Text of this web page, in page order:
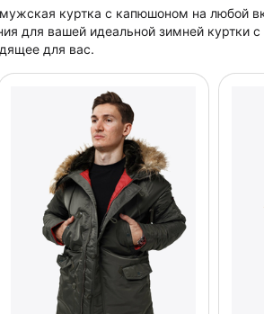
куртка с капюшоном на любой
для вашей идеальной зимней куртки
для вас.